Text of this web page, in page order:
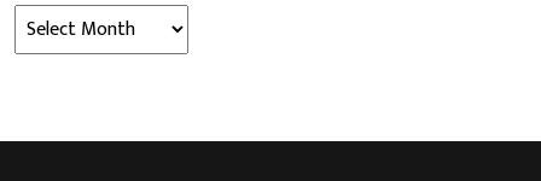
Archives